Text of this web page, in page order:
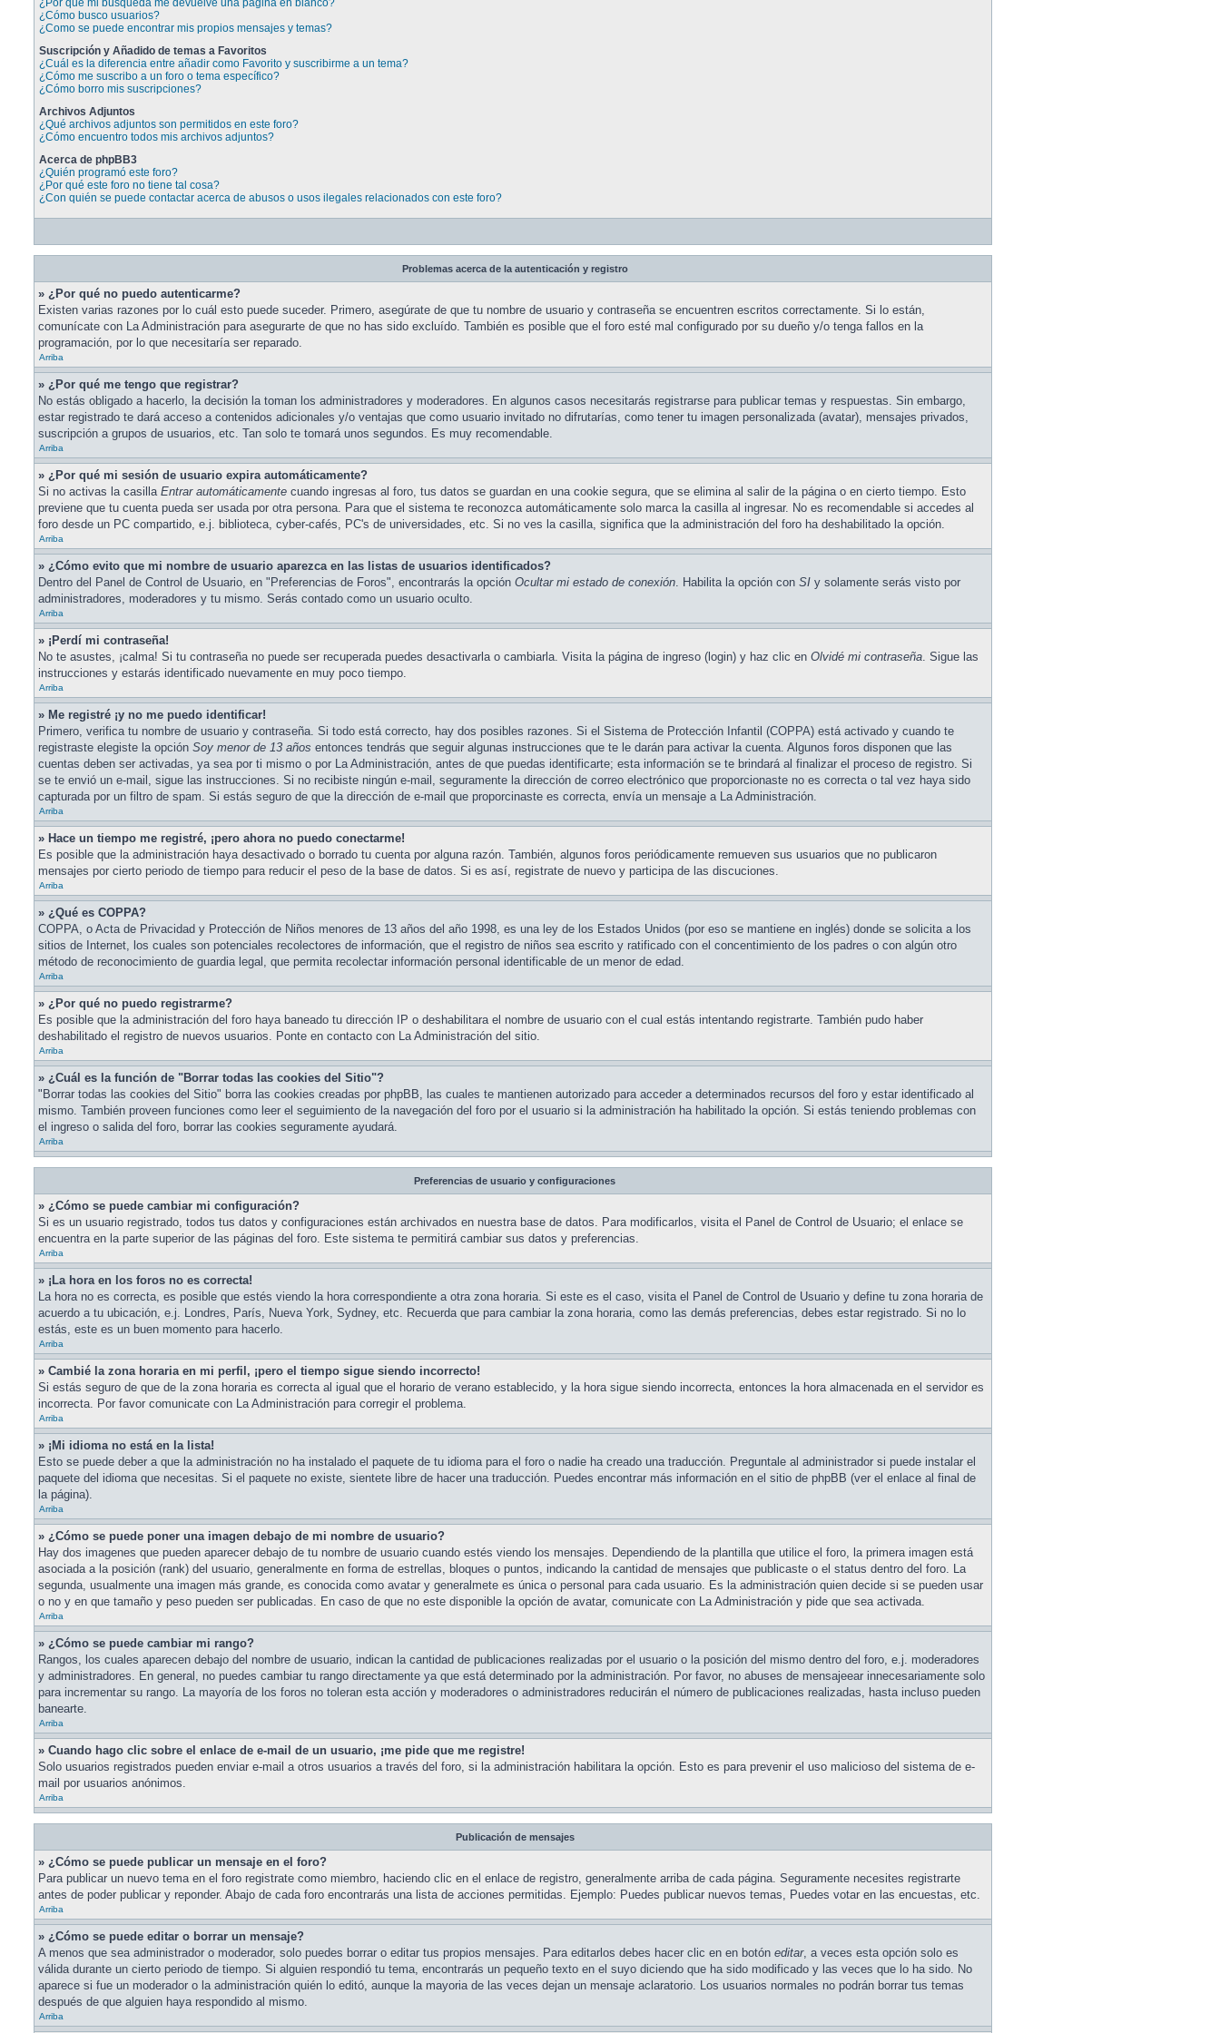
¿Por qué mi búsqueda me devuelve una página en blanco?
¿Cómo busco usuarios?
¿Como se puede encontrar mis propios mensajes y temas?
Suscripción y Añadido de temas a Favoritos
¿Cuál es la diferencia entre añadir como Favorito y suscribirme a un tema?
¿Cómo me suscribo a un foro o tema específico?
¿Cómo borro mis suscripciones?
Archivos Adjuntos
¿Qué archivos adjuntos son permitidos en este foro?
¿Cómo encuentro todos mis archivos adjuntos?
Acerca de phpBB3
¿Quién programó este foro?
¿Por qué este foro no tiene tal cosa?
¿Con quién se puede contactar acerca de abusos o usos ilegales relacionados con este foro?
Problemas acerca de la autenticación y registro
» ¿Por qué no puedo autenticarme?
Existen varias razones por lo cuál esto puede suceder. Primero, asegúrate de que tu nombre de usuario y contraseña se encuentren escritos correctamente. Si lo están,
comunícate con La Administración para asegurarte de que no has sido excluído. También es posible que el foro esté mal configurado por su dueño y/o tenga fallos en la
programación, por lo que necesitaría ser reparado.
Arriba
» ¿Por qué me tengo que registrar?
No estás obligado a hacerlo, la decisión la toman los administradores y moderadores. En algunos casos necesitarás registrarse para publicar temas y respuestas. Sin embargo,
estar registrado te dará acceso a contenidos adicionales y/o ventajas que como usuario invitado no difrutarías, como tener tu imagen personalizada (avatar), mensajes privados,
suscripción a grupos de usuarios, etc. Tan solo te tomará unos segundos. Es muy recomendable.
Arriba
» ¿Por qué mi sesión de usuario expira automáticamente?
Si no activas la casilla Entrar automáticamente cuando ingresas al foro, tus datos se guardan en una cookie segura, que se elimina al salir de la página o en cierto tiempo. Esto
previene que tu cuenta pueda ser usada por otra persona. Para que el sistema te reconozca automáticamente solo marca la casilla al ingresar. No es recomendable si accedes al
foro desde un PC compartido, e.j. biblioteca, cyber-cafés, PC's de universidades, etc. Si no ves la casilla, significa que la administración del foro ha deshabilitado la opción.
Arriba
» ¿Cómo evito que mi nombre de usuario aparezca en las listas de usuarios identificados?
Dentro del Panel de Control de Usuario, en "Preferencias de Foros", encontrarás la opción Ocultar mi estado de conexión. Habilita la opción con SI y solamente serás visto por
administradores, moderadores y tu mismo. Serás contado como un usuario oculto.
Arriba
» ¡Perdí mi contraseña!
No te asustes, ¡calma! Si tu contraseña no puede ser recuperada puedes desactivarla o cambiarla. Visita la página de ingreso (login) y haz clic en Olvidé mi contraseña. Sigue las
instrucciones y estarás identificado nuevamente en muy poco tiempo.
Arriba
» Me registré ¡y no me puedo identificar!
Primero, verifica tu nombre de usuario y contraseña. Si todo está correcto, hay dos posibles razones. Si el Sistema de Protección Infantil (COPPA) está activado y cuando te
registraste elegiste la opción Soy menor de 13 años entonces tendrás que seguir algunas instrucciones que te le darán para activar la cuenta. Algunos foros disponen que las
cuentas deben ser activadas, ya sea por ti mismo o por La Administración, antes de que puedas identificarte; esta información se te brindará al finalizar el proceso de registro. Si
se te envió un e-mail, sigue las instrucciones. Si no recibiste ningún e-mail, seguramente la dirección de correo electrónico que proporcionaste no es correcta o tal vez haya sido
capturada por un filtro de spam. Si estás seguro de que la dirección de e-mail que proporcinaste es correcta, envía un mensaje a La Administración.
Arriba
» Hace un tiempo me registré, ¡pero ahora no puedo conectarme!
Es posible que la administración haya desactivado o borrado tu cuenta por alguna razón. También, algunos foros periódicamente remueven sus usuarios que no publicaron
mensajes por cierto periodo de tiempo para reducir el peso de la base de datos. Si es así, registrate de nuevo y participa de las discuciones.
Arriba
» ¿Qué es COPPA?
COPPA, o Acta de Privacidad y Protección de Niños menores de 13 años del año 1998, es una ley de los Estados Unidos (por eso se mantiene en inglés) donde se solicita a los
sitios de Internet, los cuales son potenciales recolectores de información, que el registro de niños sea escrito y ratificado con el concentimiento de los padres o con algún otro
método de reconocimiento de guardia legal, que permita recolectar información personal identificable de un menor de edad.
Arriba
» ¿Por qué no puedo registrarme?
Es posible que la administración del foro haya baneado tu dirección IP o deshabilitara el nombre de usuario con el cual estás intentando registrarte. También pudo haber
deshabilitado el registro de nuevos usuarios. Ponte en contacto con La Administración del sitio.
Arriba
» ¿Cuál es la función de "Borrar todas las cookies del Sitio"?
"Borrar todas las cookies del Sitio" borra las cookies creadas por phpBB, las cuales te mantienen autorizado para acceder a determinados recursos del foro y estar identificado al
mismo. También proveen funciones como leer el seguimiento de la navegación del foro por el usuario si la administración ha habilitado la opción. Si estás teniendo problemas con
el ingreso o salida del foro, borrar las cookies seguramente ayudará.
Arriba
Preferencias de usuario y configuraciones
» ¿Cómo se puede cambiar mi configuración?
Si es un usuario registrado, todos tus datos y configuraciones están archivados en nuestra base de datos. Para modificarlos, visita el Panel de Control de Usuario; el enlace se
encuentra en la parte superior de las páginas del foro. Este sistema te permitirá cambiar sus datos y preferencias.
Arriba
» ¡La hora en los foros no es correcta!
La hora no es correcta, es posible que estés viendo la hora correspondiente a otra zona horaria. Si este es el caso, visita el Panel de Control de Usuario y define tu zona horaria de
acuerdo a tu ubicación, e.j. Londres, París, Nueva York, Sydney, etc. Recuerda que para cambiar la zona horaria, como las demás preferencias, debes estar registrado. Si no lo
estás, este es un buen momento para hacerlo.
Arriba
» Cambié la zona horaria en mi perfil, ¡pero el tiempo sigue siendo incorrecto!
Si estás seguro de que de la zona horaria es correcta al igual que el horario de verano establecido, y la hora sigue siendo incorrecta, entonces la hora almacenada en el servidor es
incorrecta. Por favor comunicate con La Administración para corregir el problema.
Arriba
» ¡Mi idioma no está en la lista!
Esto se puede deber a que la administración no ha instalado el paquete de tu idioma para el foro o nadie ha creado una traducción. Preguntale al administrador si puede instalar el
paquete del idioma que necesitas. Si el paquete no existe, sientete libre de hacer una traducción. Puedes encontrar más información en el sitio de phpBB (ver el enlace al final de
la página).
Arriba
» ¿Cómo se puede poner una imagen debajo de mi nombre de usuario?
Hay dos imagenes que pueden aparecer debajo de tu nombre de usuario cuando estés viendo los mensajes. Dependiendo de la plantilla que utilice el foro, la primera imagen está
asociada a la posición (rank) del usuario, generalmente en forma de estrellas, bloques o puntos, indicando la cantidad de mensajes que publicaste o el status dentro del foro. La
segunda, usualmente una imagen más grande, es conocida como avatar y generalmete es única o personal para cada usuario. Es la administración quien decide si se pueden usar
o no y en que tamaño y peso pueden ser publicadas. En caso de que no este disponible la opción de avatar, comunicate con La Administración y pide que sea activada.
Arriba
» ¿Cómo se puede cambiar mi rango?
Rangos, los cuales aparecen debajo del nombre de usuario, indican la cantidad de publicaciones realizadas por el usuario o la posición del mismo dentro del foro, e.j. moderadores
y administradores. En general, no puedes cambiar tu rango directamente ya que está determinado por la administración. Por favor, no abuses de mensajeear innecesariamente solo
para incrementar su rango. La mayoría de los foros no toleran esta acción y moderadores o administradores reducirán el número de publicaciones realizadas, hasta incluso pueden
banearte.
Arriba
» Cuando hago clic sobre el enlace de e-mail de un usuario, ¡me pide que me registre!
Solo usuarios registrados pueden enviar e-mail a otros usuarios a través del foro, si la administración habilitara la opción. Esto es para prevenir el uso malicioso del sistema de e-
mail por usuarios anónimos.
Arriba
Publicación de mensajes
» ¿Cómo se puede publicar un mensaje en el foro?
Para publicar un nuevo tema en el foro registrate como miembro, haciendo clic en el enlace de registro, generalmente arriba de cada página. Seguramente necesites registrarte
antes de poder publicar y reponder. Abajo de cada foro encontrarás una lista de acciones permitidas. Ejemplo: Puedes publicar nuevos temas, Puedes votar en las encuestas, etc.
Arriba
» ¿Cómo se puede editar o borrar un mensaje?
A menos que sea administrador o moderador, solo puedes borrar o editar tus propios mensajes. Para editarlos debes hacer clic en en botón editar, a veces esta opción solo es
válida durante un cierto periodo de tiempo. Si alguien respondió tu tema, encontrarás un pequeño texto en el suyo diciendo que ha sido modificado y las veces que lo ha sido. No
aparece si fue un moderador o la administración quién lo editó, aunque la mayoria de las veces dejan un mensaje aclaratorio. Los usuarios normales no podrán borrar tus temas
después de que alguien haya respondido al mismo.
Arriba